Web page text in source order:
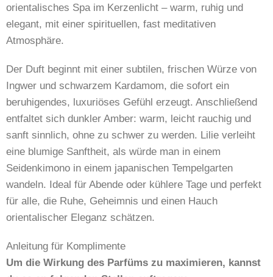
orientalisches Spa im Kerzenlicht – warm, ruhig und
elegant, mit einer spirituellen, fast meditativen
Atmosphäre.
Der Duft beginnt mit einer subtilen, frischen Würze von
Ingwer und schwarzem Kardamom, die sofort ein
beruhigendes, luxuriöses Gefühl erzeugt. Anschließend
entfaltet sich dunkler Amber: warm, leicht rauchig und
sanft sinnlich, ohne zu schwer zu werden. Lilie verleiht
eine blumige Sanftheit, als würde man in einem
Seidenkimono in einem japanischen Tempelgarten
wandeln. Ideal für Abende oder kühlere Tage und perfekt
für alle, die Ruhe, Geheimnis und einen Hauch
orientalischer Eleganz schätzen.
Anleitung für Komplimente
Um die Wirkung des Parfüms zu maximieren, kannst